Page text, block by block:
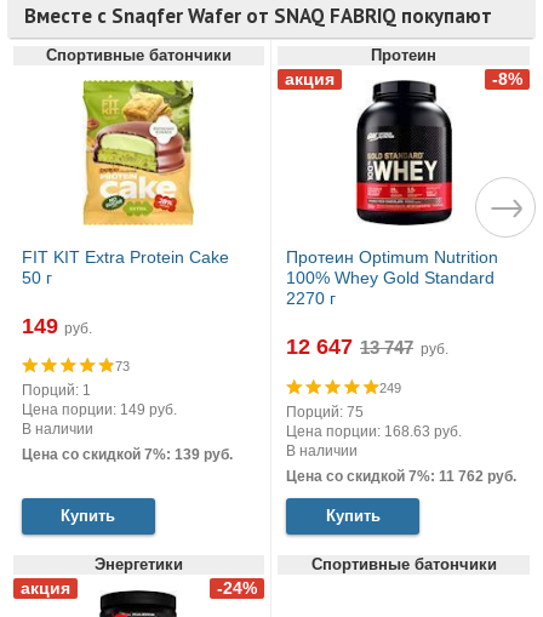
Вместе с Snaqfer Wafer от SNAQ FABRIQ покупают
Спортивные батончики
FIT KIT Extra Protein Cake
50 г
149 руб.
73
Порций: 1
Цена порции: 149 руб.
В наличии
Цена со скидкой 7%: 139 руб.
Купить
Протеин
Протеин Optimum Nutrition
100% Whey Gold Standard
2270 г
12 647 руб.
249
Порций: 75
Цена порции: 168.63 руб.
В наличии
Цена со скидкой 7%: 11 762 руб.
Купить
Энергетики Спортивные батончики